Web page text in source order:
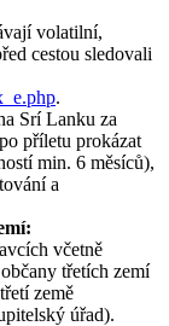
volatilní,
cestou sledovali
.
Srí Lanku za
příletu prokázat
min. 6 měsíců),
a
včetně
třetích zemí
země
úřad).